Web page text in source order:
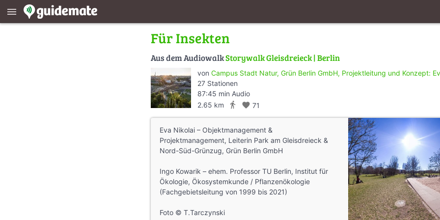
menu
Für Insekten
Aus dem AudiowalkStorywalk Gleisdreieck | Berlin
von Campus Stadt Natur, Grün Berlin GmbH, Projektleitung und Konzept: Eva
27 Stationen
87:45 min Audio
2.65 km
directions_walk favorite 71
Eva Nikolai – Objektmanagement &
Projektmanagement, Leiterin Park am Gleisdreieck &
Nord-Süd-Grünzug, Grün Berlin GmbH
Ingo Kowarik – ehem. Professor TU Berlin, Institut für
Ökologie, Ökosystemkunde / Pflanzenökologie
(Fachgebietsleitung von 1999 bis 2021)
Foto © T.Tarczynski